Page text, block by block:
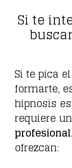
Si te
Si te pica
formarte,
hipnosis
requiere un
profesional
ofrezcan: